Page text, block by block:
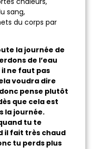
sang,
du corps par
la journée de
de l’eau
ne faut pas
voudra dire
pense plutôt
que cela est
la journée.
tu te
il fait très chaud
tu perds plus